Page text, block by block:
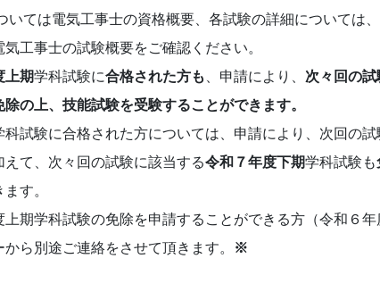
いては電気工事士の資格概要、各試験の詳細については
工事士の試験概要をご確認ください。
上期学科試験に合格された方も 、申請により、 次々回の試
の上、技能試験を受験することができます。
科試験に合格された方については、申請により、次回の
て、次々回の試験に該当する令和７年度下期学科試験も
す。
期学科試験の免除を申請することができる方（令和６年
ら別途ご連絡をさせて頂きます。
※